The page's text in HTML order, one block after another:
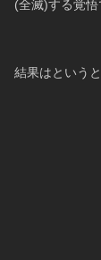
(全滅)する覚悟
結果はというと